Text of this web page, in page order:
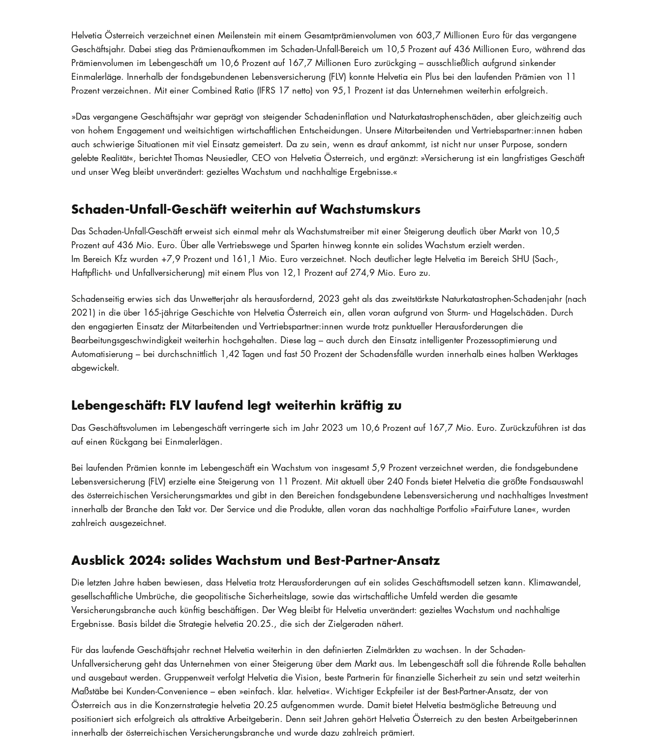
Helvetia Österreich verzeichnet einen Meilenstein mit einem Gesamtprämienvolumen von 603,7 Millionen Euro für das vergangene
Geschäftsjahr. Dabei stieg das Prämienaufkommen im Schaden-Unfall-Bereich um 10,5 Prozent auf 436 Millionen Euro, während das
Prämienvolumen im Lebengeschäft um 10,6 Prozent auf 167,7 Millionen Euro zurückging – ausschließlich aufgrund sinkender
Einmalerläge. Innerhalb der fondsgebundenen Lebensversicherung (FLV) konnte Helvetia ein Plus bei den laufenden Prämien von 11
Prozent verzeichnen. Mit einer Combined Ratio (IFRS 17 netto) von 95,1 Prozent ist das Unternehmen weiterhin erfolgreich.
»Das vergangene Geschäftsjahr war geprägt von steigender Schadeninflation und Naturkatastrophenschäden, aber gleichzeitig auch
von hohem Engagement und weitsichtigen wirtschaftlichen Entscheidungen. Unsere Mitarbeitenden und Vertriebspartner:innen haben
auch schwierige Situationen mit viel Einsatz gemeistert. Da zu sein, wenn es drauf ankommt, ist nicht nur unser Purpose, sondern
gelebte Realität«, berichtet Thomas Neusiedler, CEO von Helvetia Österreich, und ergänzt: »Versicherung ist ein langfristiges Geschäft
und unser Weg bleibt unverändert: gezieltes Wachstum und nachhaltige Ergebnisse.«
Schaden-Unfall-Geschäft weiterhin auf Wachstumskurs
Das Schaden-Unfall-Geschäft erweist sich einmal mehr als Wachstumstreiber mit einer Steigerung deutlich über Markt von 10,5
Prozent auf 436 Mio. Euro. Über alle Vertriebswege und Sparten hinweg konnte ein solides Wachstum erzielt werden.
Im Bereich Kfz wurden +7,9 Prozent und 161,1 Mio. Euro verzeichnet. Noch deutlicher legte Helvetia im Bereich SHU (Sach-,
Haftpflicht- und Unfallversicherung) mit einem Plus von 12,1 Prozent auf 274,9 Mio. Euro zu.
Schadenseitig erwies sich das Unwetterjahr als herausfordernd, 2023 geht als das zweitstärkste Naturkatastrophen-Schadenjahr (nach
2021) in die über 165-jährige Geschichte von Helvetia Österreich ein, allen voran aufgrund von Sturm- und Hagelschäden. Durch
den engagierten Einsatz der Mitarbeitenden und Vertriebspartner:innen wurde trotz punktueller Herausforderungen die
Bearbeitungsgeschwindigkeit weiterhin hochgehalten. Diese lag – auch durch den Einsatz intelligenter Prozessoptimierung und
Automatisierung – bei durchschnittlich 1,42 Tagen und fast 50 Prozent der Schadensfälle wurden innerhalb eines halben Werktages
abgewickelt.
Lebengeschäft: FLV laufend legt weiterhin kräftig zu
Das Geschäftsvolumen im Lebengeschäft verringerte sich im Jahr 2023 um 10,6 Prozent auf 167,7 Mio. Euro. Zurückzuführen ist das
auf einen Rückgang bei Einmalerlägen.
Bei laufenden Prämien konnte im Lebengeschäft ein Wachstum von insgesamt 5,9 Prozent verzeichnet werden, die fondsgebundene
Lebensversicherung (FLV) erzielte eine Steigerung von 11 Prozent. Mit aktuell über 240 Fonds bietet Helvetia die größte Fondsauswahl
des österreichischen Versicherungsmarktes und gibt in den Bereichen fondsgebundene Lebensversicherung und nachhaltiges Investment
innerhalb der Branche den Takt vor. Der Service und die Produkte, allen voran das nachhaltige Portfolio »FairFuture Lane«, wurden
zahlreich ausgezeichnet.
Ausblick 2024: solides Wachstum und Best-Partner-Ansatz
Die letzten Jahre haben bewiesen, dass Helvetia trotz Herausforderungen auf ein solides Geschäftsmodell setzen kann. Klimawandel,
gesellschaftliche Umbrüche, die geopolitische Sicherheitslage, sowie das wirtschaftliche Umfeld werden die gesamte
Versicherungsbranche auch künftig beschäftigen. Der Weg bleibt für Helvetia unverändert: gezieltes Wachstum und nachhaltige
Ergebnisse. Basis bildet die Strategie helvetia 20.25., die sich der Zielgeraden nähert.
Für das laufende Geschäftsjahr rechnet Helvetia weiterhin in den definierten Zielmärkten zu wachsen. In der Schaden-
Unfallversicherung geht das Unternehmen von einer Steigerung über dem Markt aus. Im Lebengeschäft soll die führende Rolle behalten
und ausgebaut werden. Gruppenweit verfolgt Helvetia die Vision, beste Partnerin für finanzielle Sicherheit zu sein und setzt weiterhin
Maßstäbe bei Kunden-Convenience – eben »einfach. klar. helvetia«. Wichtiger Eckpfeiler ist der Best-Partner-Ansatz, der von
Österreich aus in die Konzernstrategie helvetia 20.25 aufgenommen wurde. Damit bietet Helvetia bestmögliche Betreuung und
positioniert sich erfolgreich als attraktive Arbeitgeberin. Denn seit Jahren gehört Helvetia Österreich zu den besten Arbeitgeberinnen
innerhalb der österreichischen Versicherungsbranche und wurde dazu zahlreich prämiert.